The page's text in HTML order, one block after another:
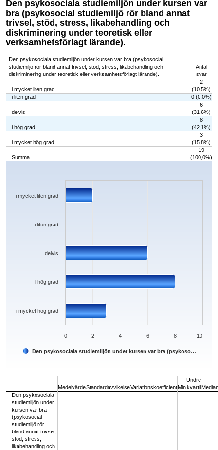
Den psykosociala studiemiljön under kursen var
bra (psykosocial studiemiljö rör bland annat
trivsel, stöd, stress, likabehandling och
diskriminering under teoretisk eller
verksamhetsförlagt lärande).
Den psykosociala studiemiljön under kursen var bra (psykosocial
studiemiljö rör bland annat trivsel, stöd, stress, likabehandling och
diskriminering under teoretisk eller verksamhetsförlagt lärande).
Antal
svar
i mycket liten grad
2
(10,5%)
i liten grad
0 (0,0%)
delvis
6
(31,6%)
i hög grad
8
(42,1%)
i mycket hög grad
3
(15,8%)
Summa
19
(100,0%)
Chart
The chart has 1 X axis displaying categories.
The chart has 1 Y axis displaying values. Data ranges from 0 to 8.
Den psykosociala studiemiljön under kursen var bra (psykoso…
i mycket hög grad
i hög grad
delvis
i liten grad
i mycket liten grad
0 2 4 6 8 10
MedelvärdeStandardavvikelseVariationskoefficientMin
Undre
kvartilMedian
Den psykosociala
studiemiljön under
kursen var bra
(psykosocial
studiemiljö rör
bland annat trivsel,
stöd, stress,
likabehandling och